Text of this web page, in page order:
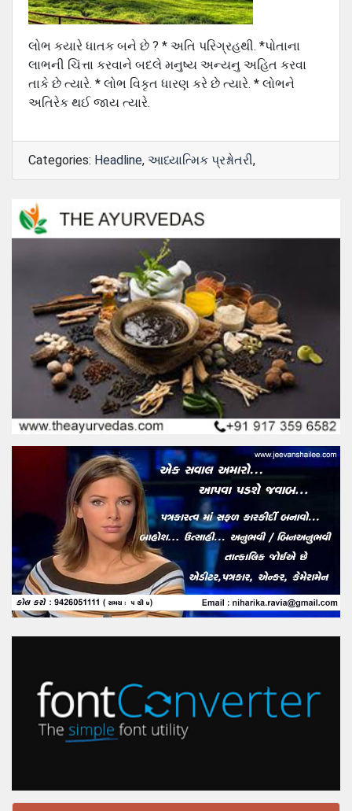
લોભ કયારે ધાતક બને છે ? * અતિ પરિગ્રહથી. *પોતાના
લાભની ચિંત્તા કરવાને બદલે મનુષ્ય અન્યનુ અહિત કરવા
તાકે છે ત્યારે. * લોભ વિકૃત ધારણ કરે છે ત્યારે. * લોભને
અતિરેક થઈ જાય ત્યારે.
Categories: Headline, આધ્યાત્મિક પ્રશ્નોતરી,